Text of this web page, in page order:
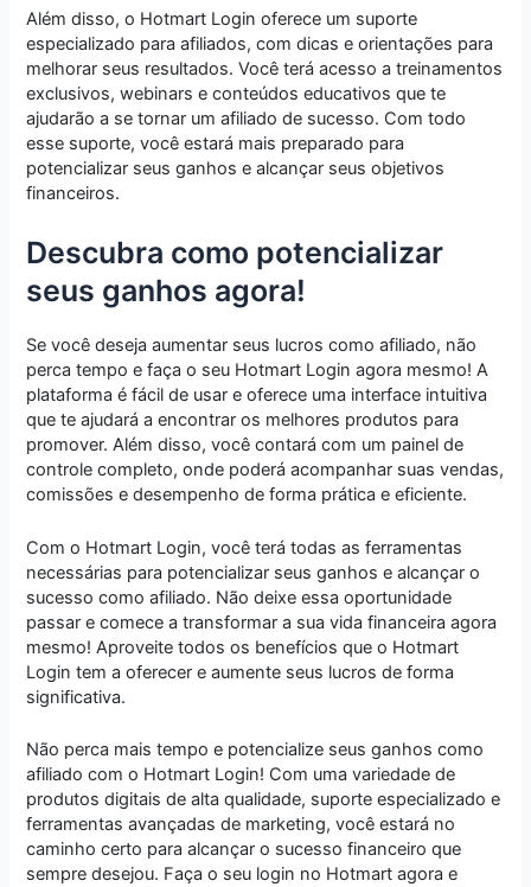
Além disso, o Hotmart Login oferece um suporte
especializado para afiliados, com dicas e orientações para
melhorar seus resultados. Você terá acesso a treinamentos
exclusivos, webinars e conteúdos educativos que te
ajudarão a se tornar um afiliado de sucesso. Com todo
esse suporte, você estará mais preparado para
potencializar seus ganhos e alcançar seus objetivos
financeiros.
Descubra como potencializar
seus ganhos agora!
Se você deseja aumentar seus lucros como afiliado, não
perca tempo e faça o seu Hotmart Login agora mesmo! A
plataforma é fácil de usar e oferece uma interface intuitiva
que te ajudará a encontrar os melhores produtos para
promover. Além disso, você contará com um painel de
controle completo, onde poderá acompanhar suas vendas,
comissões e desempenho de forma prática e eficiente.
Com o Hotmart Login, você terá todas as ferramentas
necessárias para potencializar seus ganhos e alcançar o
sucesso como afiliado. Não deixe essa oportunidade
passar e comece a transformar a sua vida financeira agora
mesmo! Aproveite todos os benefícios que o Hotmart
Login tem a oferecer e aumente seus lucros de forma
significativa.
Não perca mais tempo e potencialize seus ganhos como
afiliado com o Hotmart Login! Com uma variedade de
produtos digitais de alta qualidade, suporte especializado e
ferramentas avançadas de marketing, você estará no
caminho certo para alcançar o sucesso financeiro que
sempre desejou. Faça o seu login no Hotmart agora e